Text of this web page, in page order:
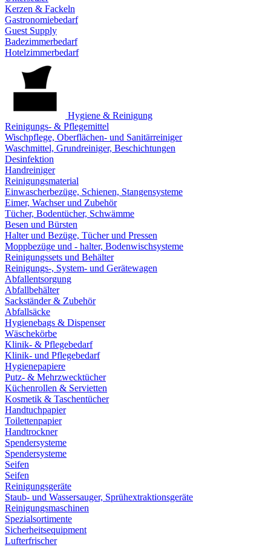
Kerzen & Fackeln
Gastronomiebedarf
Guest Supply
Badezimmerbedarf
Hotelzimmerbedarf
Hygiene & Reinigung
Reinigungs- & Pflegemittel
Wischpflege, Oberflächen- und Sanitärreiniger
Waschmittel, Grundreiniger, Beschichtungen
Desinfektion
Handreiniger
Reinigungsmaterial
Einwascherbezüge, Schienen, Stangensysteme
Eimer, Wachser und Zubehör
Tücher, Bodentücher, Schwämme
Besen und Bürsten
Halter und Bezüge, Tücher und Pressen
Moppbezüge und - halter, Bodenwischsysteme
Reinigungssets und Behälter
Reinigungs-, System- und Gerätewagen
Abfallentsorgung
Abfallbehälter
Sackständer & Zubehör
Abfallsäcke
Hygienebags & Dispenser
Wäschekörbe
Klinik- & Pflegebedarf
Klinik- und Pflegebedarf
Hygienepapiere
Putz- & Mehrzwecktücher
Küchenrollen & Servietten
Kosmetik & Taschentücher
Handtuchpapier
Toilettenpapier
Handtrockner
Spendersysteme
Spendersysteme
Seifen
Seifen
Reinigungsgeräte
Staub- und Wassersauger, Sprühextraktionsgeräte
Reinigungsmaschinen
Spezialsortimente
Sicherheitsequipment
Lufterfrischer